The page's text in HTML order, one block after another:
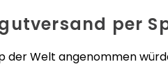
per
der Welt angenommen